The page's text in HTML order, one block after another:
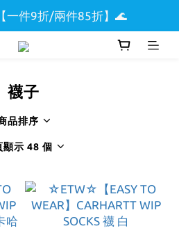
現折$300 🌟
一件9折/兩件85折】🌊
短T【兩件9折區】🏖️
襪子
品排序
顯示 48 個